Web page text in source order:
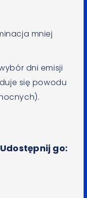
mniej
dni emisji
się powodu
go: